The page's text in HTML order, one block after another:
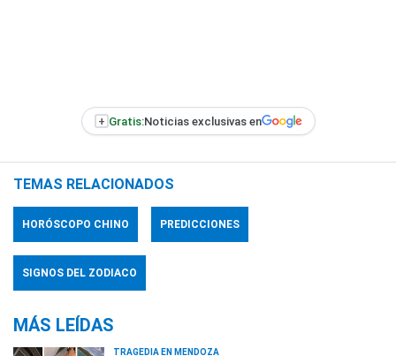
+ Gratis:Noticias exclusivas en
TEMAS RELACIONADOS
HORÓSCOPO CHINO PREDICCIONES
SIGNOS DEL ZODIACO
MÁS LEÍDAS
TRAGEDIA EN MENDOZA